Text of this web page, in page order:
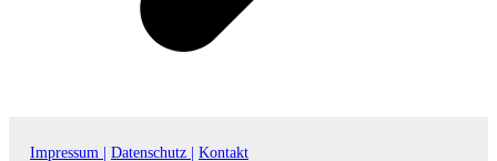
Impressum | Datenschutz |
Kontakt